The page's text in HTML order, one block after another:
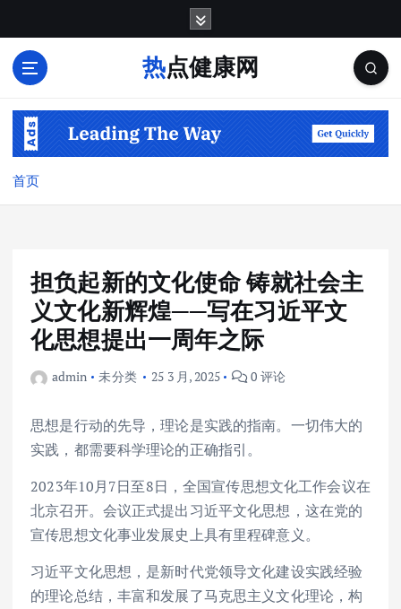
热点健康网
首页
担负起新的文化使命 铸就社会主
义文化新辉煌——写在习近平文
化思想提出一周年之际
admin 未分类 25 3 月, 2025 0 评论
思想是行动的先导，理论是实践的指南。一切伟大的
实践，都需要科学理论的正确指引。
2023年10月7日至8日，全国宣传思想文化工作会议在
北京召开。会议正式提出习近平文化思想，这在党的
宣传思想文化事业发展史上具有里程碑意义。
习近平文化思想，是新时代党领导文化建设实践经验
的理论总结，丰富和发展了马克思主义文化理论，构